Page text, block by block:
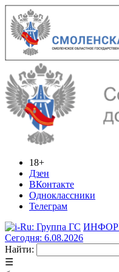
18+
Дзен
ВКонтакте
Одноклассники
Телеграм
Сегодня: 6.08.2026
Найти:
☰